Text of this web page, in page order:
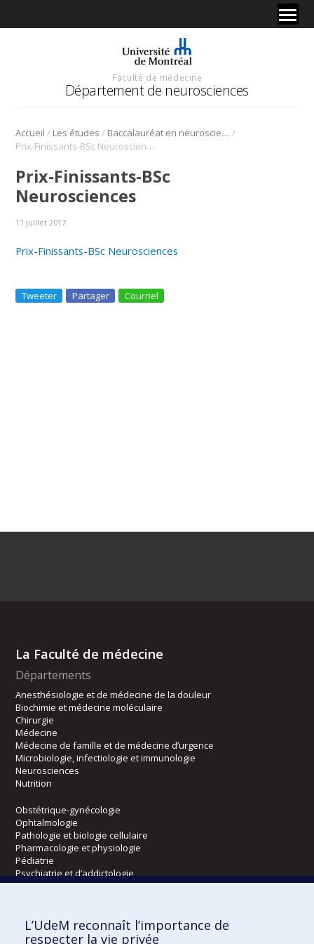
Faculté de médecine
Département de neurosciences
Accueil / Les études / Baccalauréat en neurosciences /
Prix-Finissants-BSc Neurosciences
Prix-Finissants-BSc
Neurosciences
11 juillet 2017
Prix-Finissants-BSc Neurosciences
Tweeter Partager Courriel
La Faculté de médecine
Départements
Anesthésiologie et de médecine de la douleur
Biochimie et médecine moléculaire
Chirurgie
Médecine
Médecine de famille et de médecine d’urgence
Microbiologie, infectiologie et immunologie
Neurosciences
Nutrition
Obstétrique-gynécologie
Ophtalmologie
Pathologie et biologie cellulaire
Pharmacologie et physiologie
Pédiatrie
Psychiatrie et d’addictologie
Radiologie, radio-oncologie et médecine nucléaire
Écoles
L’UdeM reconnaît l’importance de
respecter la vie privée